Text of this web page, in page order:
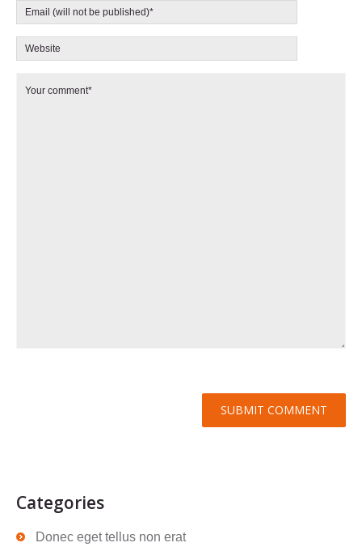
Categories
Donec eget tellus non erat